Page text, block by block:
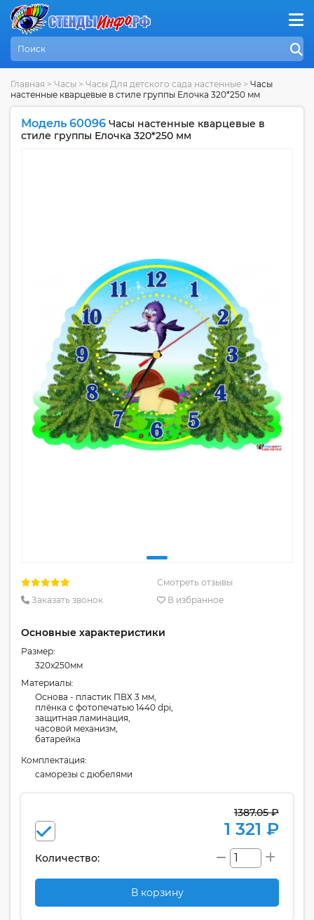
Главная > Часы > Часы Для детского сада настенные > Часы
настенные кварцевые в стиле группы Елочка 320*250 мм
Модель 60096 Часы настенные кварцевые в
стиле группы Елочка 320*250 мм
Смотреть отзывы
Заказать звонок
В избранное
Основные характеристики
Размер:
320x250мм
Материалы:
Основа - пластик ПВХ 3 мм,
плёнка с фотопечатью 1440 dpi,
защитная ламинация,
часовой механизм,
батарейка
Комплектация:
cаморезы с дюбелями
1387.05 ₽
1 321 ₽
Количество:
В корзину